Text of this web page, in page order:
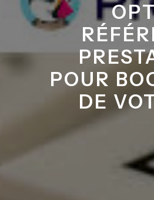
POUR
DE